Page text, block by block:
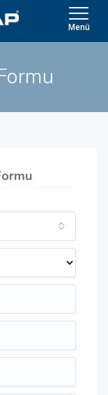
Menü